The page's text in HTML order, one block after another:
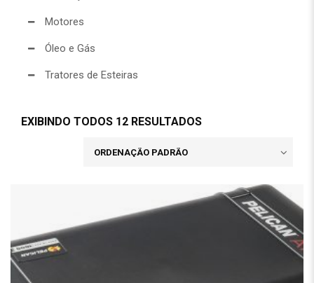
Motores
Óleo e Gás
Tratores de Esteiras
EXIBINDO TODOS 12 RESULTADOS